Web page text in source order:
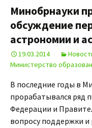
Минобрнауки
обсуждение
астрономии и
19.03.2014
Министерство
В последние годы в
прорабатывался ряд
Федерации и
вопросу поддержки и